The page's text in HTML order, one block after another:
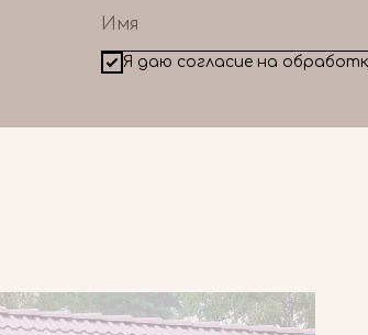
Я даю согласие на